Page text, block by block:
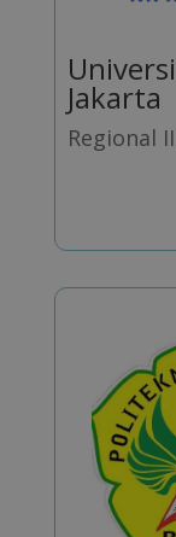
Jakarta
Regional